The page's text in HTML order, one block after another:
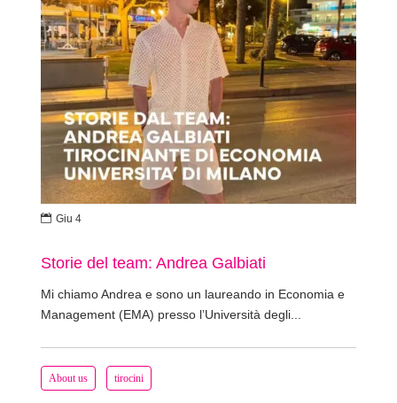
About us tirocini
Storie del team: Andrea Galbiati
Mi chiamo Andrea e sono un laureando in Economia e
Management (EMA) presso l’Università degli...
 Giu 4